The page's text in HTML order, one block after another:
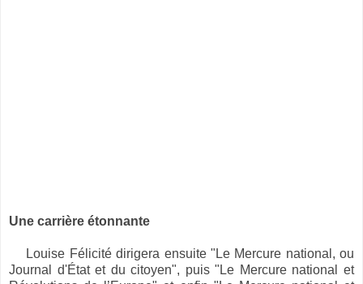
Une carrière étonnante
Louise Félicitédirigera ensuite "Le Mercure national, ou
Journal d'État et du citoyen", puis "Le Mercure national et